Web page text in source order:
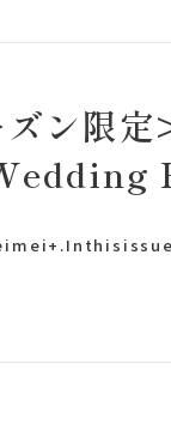
プ
ズン限